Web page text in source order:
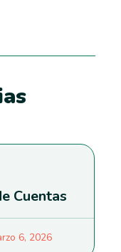
Cuentas
6, 2026